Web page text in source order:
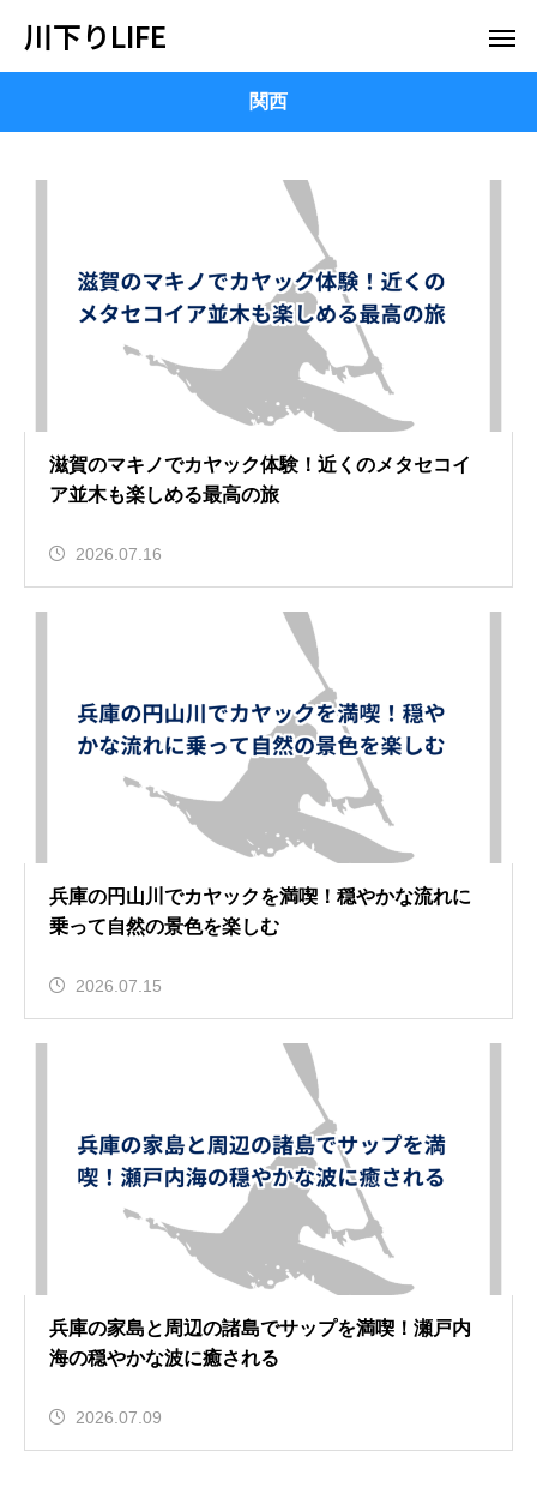
川下りLIFE
関西
滋賀のマキノでカヤック体験！近くのメタセコイ
ア並木も楽しめる最高の旅
2026.07.16
兵庫の円山川でカヤックを満喫！穏やかな流れに
乗って自然の景色を楽しむ
2026.07.15
兵庫の家島と周辺の諸島でサップを満喫！瀬戸内
海の穏やかな波に癒される
2026.07.09